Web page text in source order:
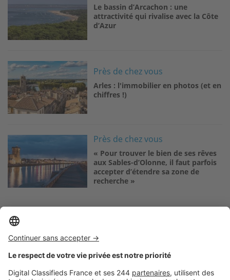
Le bassin d’Arcachon : une
attractivité qui rivalise avec la Côte
d’Azur
Image
Près de chez vous
Arles : l'immobilier en photos (et en
chiffres !)
Image Près de chez vous
« Pour trouver le bien de ses rêves
aux Sables-d’Olonne, il faut parfois
accepter d’étendre sa zone de
recherche »
Logic-Immo c’est aussi …